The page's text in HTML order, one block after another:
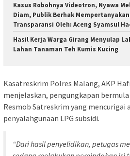
Kasus Robohnya Videotron, Nyawa
Diam, Publik Berhak
Transparansi Oleh: Aceng Syamsul
Hasil Kerja Warga Girang Menyulap
Lahan Tanaman Teh Kumis Kucing
Kasatreskrim Polres Malang, AKP
menjelaskan, pengungkapan
Resmob Satreskrim yang mencurigai
penyalahgunaan LPG subsidi.
“Dari hasil penyelidikan, petugas